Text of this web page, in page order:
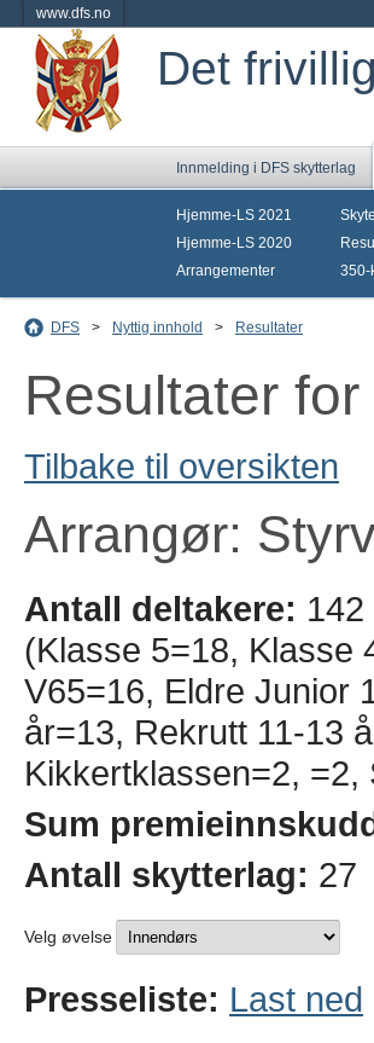
www.dfs.no
Det
Innmelding i DFS skytterlag
Hjemme-LS 2021
Hjemme-LS 2020
Arrangementer
350-
DFS > Nyttig innhold > Resultater
Resultater
Tilbake til oversikten
Arrangør:
Antall deltakere: 142
(Klasse 5=18, Klasse
V65=16, Eldre Junior
år=13, Rekrutt 11-13
Kikkertklassen=2,
Sum
Antall skytterlag: 27
Velg øvelse
Presseliste: Last ned